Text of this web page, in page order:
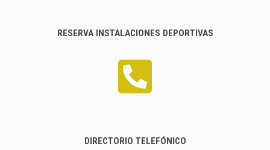
RESERVA INSTALACIONES DEPORTIVAS
DIRECTORIO TELEFÓNICO